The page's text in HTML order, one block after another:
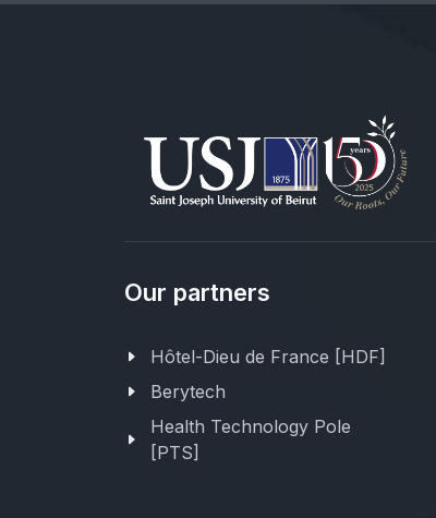
Our partners
Hôtel-Dieu de France [HDF]
Berytech
Health Technology Pole
[PTS]